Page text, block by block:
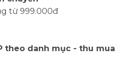
từ 999.000đ
theo danh mục - thu mua